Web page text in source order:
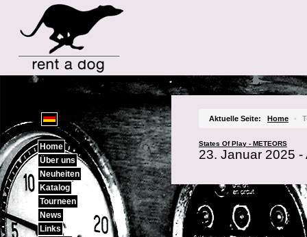
Home
Über uns
Neuheiten
Katalog
Tourneen
News
Links
Aktuelle Seite: Home •
States Of Play - METEORS
23. Januar 2025